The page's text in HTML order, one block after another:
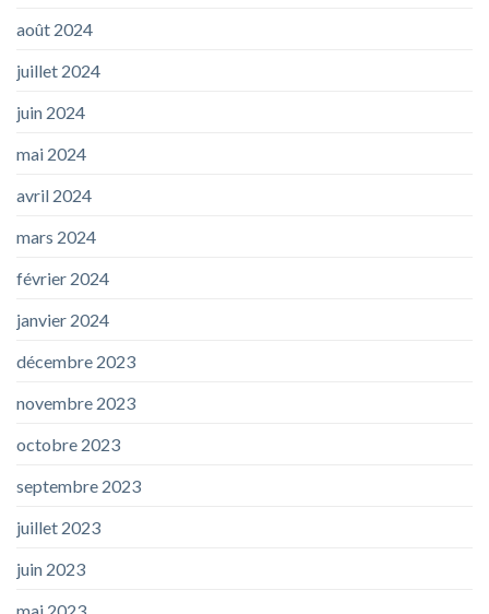
août 2024
juillet 2024
juin 2024
mai 2024
avril 2024
mars 2024
février 2024
janvier 2024
décembre 2023
novembre 2023
octobre 2023
septembre 2023
juillet 2023
juin 2023